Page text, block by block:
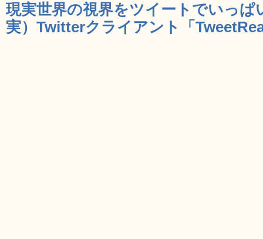
現実世界の視界をツイートでいっぱ
実）Twitterクライアント「